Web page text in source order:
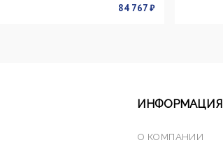
84 767 ₽
ИНФОРМАЦИЯ
О КОМПАНИИ